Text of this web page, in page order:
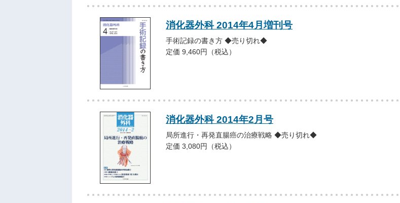
消化器外科 2014年4月増刊号
手術記録の書き方 ◆売り切れ◆
定価 9,460円（税込）
消化器外科 2014年2月号
局所進行・再発直腸癌の治療戦略 ◆売り切れ◆
定価 3,080円（税込）